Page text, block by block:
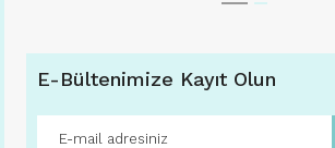
E-Bültenimize Kayıt Olun